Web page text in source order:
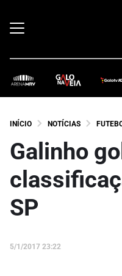
INÍCIO NOTÍCIAS
Galinho
SP
5/1/2017 23:22